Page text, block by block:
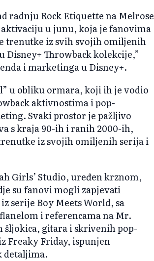
radnju Rock Etiquette na Melrose
u junu, koja je fanovima
trenutke iz svih svojih omiljenih
Disney+ Throwback kolekcije,”
i marketinga u Disney+.
u obliku ormara, koji ih je vodio
aktivnostima i pop-
Svaki prostor je pažljivo
s kraja 90-ih i ranih 2000-ih,
iz svojih omiljenih serija i
Girls’ Studio, uređen krznom,
su fanovi mogli zapjevati
serije Boy Meets World, sa
i referencama na Mr.
šljokica, gitara i skrivenih pop-
Freaky Friday, ispunjen
detaljima.